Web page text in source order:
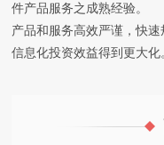
件产品服务之成熟经验。
产品和服务高效严谨，快
信息化投资效益得到更大化